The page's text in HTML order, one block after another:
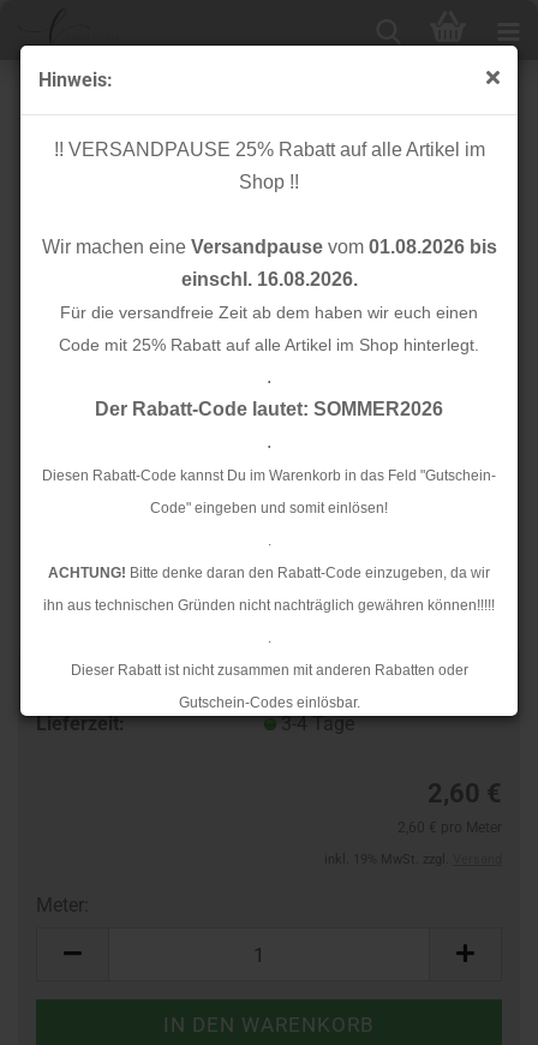
Hinweis:
!! VERSANDPAUSE 25% Rabatt auf alle Artikel im
Shop !!
Wir machen eine Versandpausevom 01.08.2026 bis
einschl. 16.08.2026.
Für die versandfreie Zeit ab dem haben wir euch einen
Code mit 25% Rabatt auf alle Artikel im Shop hinterlegt.
.
Der Rabatt-Code lautet: SOMMER2026
.
Diesen Rabatt-Code kannst Du im Warenkorb in das Feld "Gutschein-
Code" eingeben und somit einlösen!
.
ACHTUNG! Bitte denke daran den Rabatt-Code einzugeben, da wir
ihn aus technischen Gründen nicht nachträglich gewähren können!!!!!
.
Dieser Rabatt ist nicht zusammen mit anderen Rabatten oder
Gutschein-Codes einlösbar.
.
Rückstaus kann es jedoch zu längeren Lieferzeiten kommen.
Bio Flachkordel - 2,0 cm - A04/A17 - Albstoffe -
Hamburger Liebe
Lieferzeit:
3-4 Tage
2,60 €
Meter: